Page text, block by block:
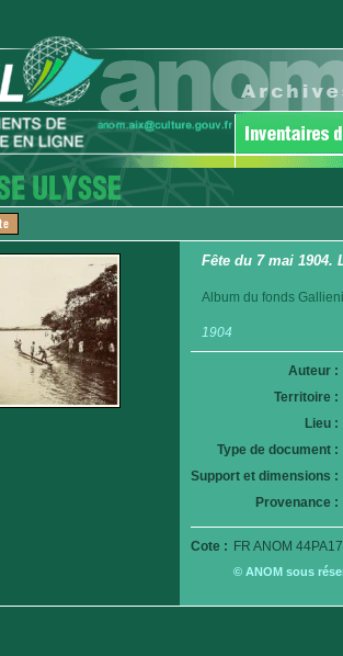
Fête du 7 mai 1904.
Album du fonds
1904
Auteur :
Territoire :
Lieu :
Type de document :
Support et dimensions :
Provenance :
Cote : FR ANOM
© ANOM sous